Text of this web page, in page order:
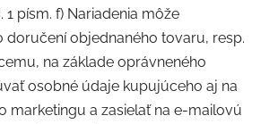
1 písm. f) Nariadenia môže
doručení objednaného tovaru, resp.
na základe oprávneného
osobné údaje kupujúceho aj na
marketingu a zasielať na e-mailovú